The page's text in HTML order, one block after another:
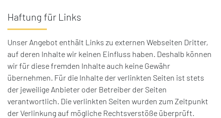
Haftung für Links
Unser Angebot enthält Links zu externen Webseiten Dritter,
auf deren Inhalte wir keinen Einfluss haben. Deshalb können
wir für diese fremden Inhalte auch keine Gewähr
übernehmen. Für die Inhalte der verlinkten Seiten ist stets
der jeweilige Anbieter oder Betreiber der Seiten
verantwortlich. Die verlinkten Seiten wurden zum Zeitpunkt
der Verlinkung auf mögliche Rechtsverstöße überprüft.